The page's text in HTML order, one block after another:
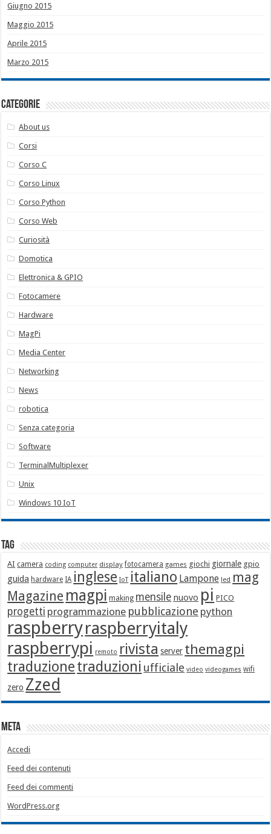
Giugno 2015
Maggio 2015
Aprile 2015
Marzo 2015
Categorie
About us
Corsi
Corso C
Corso Linux
Corso Python
Corso Web
Curiosità
Domotica
Elettronica & GPIO
Fotocamere
Hardware
MagPi
Media Center
Networking
News
robotica
Senza categoria
Software
TerminalMultiplexer
Unix
Windows 10 IoT
Tag
AI camera coding computer display fotocamera games giochi giornale gpio
guida hardware IA inglese IoT italiano Lampone led mag
Magazine magpi making mensile nuovo pi PICO
progetti programmazione pubblicazione python
raspberryraspberryitaly
raspberrypi remoto rivista server themagpi
traduzionetraduzioni ufficiale video videogames wifi
zero Zzed
Meta
Accedi
Feed dei contenuti
Feed dei commenti
WordPress.org